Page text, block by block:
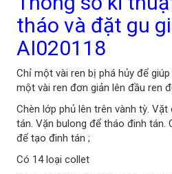
tháo và đặt gu
AI020118
Chỉ một vài ren bị phá hủy để
một vài ren đơn giản lên đầu ren
Chèn lớp phủ lên trên vành tỳ.
tán. Vặn bulong để tháo đinh tán.
để tạo đinh tán ;
Có 14 loại collet